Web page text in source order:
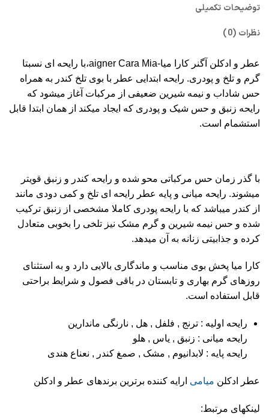
توضیحات تکمیلی
نظرات (0)
عطر و ادکلن آگنر کارا میا-aigner Cara Mia،با رایحه ای نسبتا
گرم و تلخ و پودری. رایحه ابتدایی عطر با بوی تلخ کندر به همراه
حس شاداب و نیمه شیرین ضعیفی از مرکبات آغاز میشود که
رایحه زنبق و حس شیک و پودری که ایجاد میکند از همان ابتدا قابل
استشمام است.
با گذر زمان حس مرکباتی محو شده و رایحه کندر و زنبق قویتر
میشوند. رایحه میانی و پایه عطر رایحه ای تلخ و کمی دودی مانند
از کندر میباشد که با رایحه پودری کاملا مشخصی از زنبق ترکیب
شده و حس نیمه شیرین و گرم مشک نیز تلخی را بخوبی متعادل
کرده و جذابیتی زنانه به آن میدهد.
کارا میا پخش بوی مناسب و ماندگاری بالایی دارد و به استثنای
روزهای گرم بهاری و تابستان در باقی فصول و شرایط براحتی
قابل استفاده است.
رایحه اولیه : ترنج , فلفل , هل , نارنگی ماندارین
رایحه میانی : زنبق , یاس , هلو
رایحه پایه : لابدانیوم , مشک , صمغ کندر , نعناع هندی
عطر ادکلن میامی ارایه کننده برترین برندهای عطر و ادکلن
لینکهای مرتبط: